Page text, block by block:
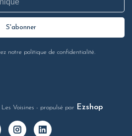
S'abonner
notre politique de confidentialité.
Voisines - propulsé par Ezshop